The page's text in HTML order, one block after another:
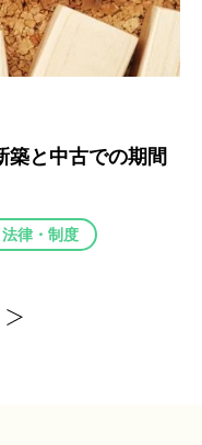
築と中古での期間
法律・制度